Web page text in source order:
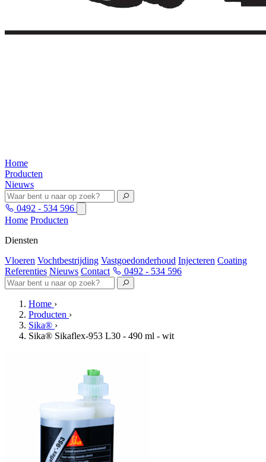
Home
Producten
Nieuws
0492 - 534 596
Home Producten
Diensten
Vloeren Vochtbestrijding Vastgoedonderhoud Injecteren Coating
Referenties Nieuws Contact 0492 - 534 596
Home ›
Producten ›
Sika® ›
Sika® Sikaflex-953 L30 - 490 ml - wit